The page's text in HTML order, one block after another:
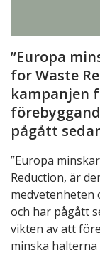
”Europa
for Waste
kampanjen
pågått
”Europa
Reduction, är
medvetenheten
och har pågått
vikten av att
minska